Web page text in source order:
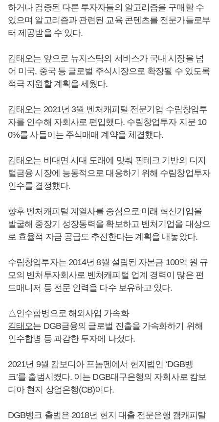
하거나 검증된 다른 투자자들의 알고리즘을 구매할 수
있으며 알고리즘과 관련된 교육 콘텐츠를 전문가들로부
터 제공받을 수 있다.
김태오는 앞으로 뉴지스탁의 서비스가 국내 시장을 넘
어 미국, 중국 등 글로벌 주식시장으로 확장될 수 있도록
적극 지원할 계획을 세웠다.
김태오는 2021년 3월 벤처캐피털 전문기업 수림창업투
자를 인수해 자회사로 편입했다. 수림창업투자 지분 10
0%를 사들이는 주식매매 계약을 체결했다.
김태오는 비대면 시대 도래에 맞춰 핀테크 기반의 디지
털금융 시장에 능동적으로 대응하기 위해 수림창업투자
인수를 결정했다.
향후 벤처캐피털 계열사를 중심으로 미래 혁신기업을
발굴해 중장기 성장동력을 확보하고 벤처기업을 대상으
로 효율적 자금 공급도 추진한다는 계획을 내놓았다.
수림창업투자는 2014년 8월 설립된 자본금 100억 원 규
모의 벤처투자회사로 벤처캐피털 업계 경력이 많은 펀
드매니저 등 전문 인력을 다수 보유하고 있다.
△인수합병으로 해외사업 가속화
김태오는 DGB금융의 글로벌 진출을 가속화하기 위해
인수합병 등 과감한 투자에 나섰다.
2021년 9월 캄보디아 프놈펜에서 현지법인 ‘DGB뱅
크’를 출범시켰다. 이는 DGB대구은행의 자회사로 캄보
디아 현지 상업은행(CB)이다.
DGB뱅크 출범은 2018년 현지 대출 전문은행 캠캐피탈